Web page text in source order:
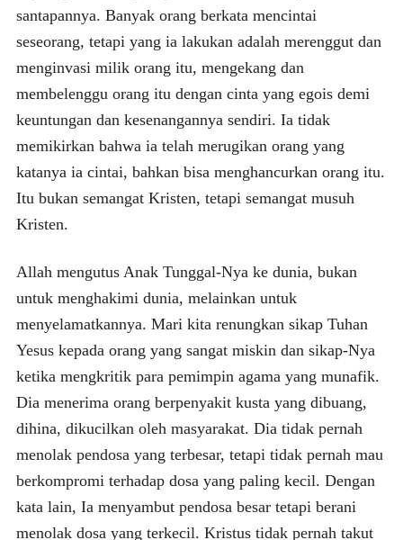
santapannya. Banyak orang berkata mencintai
seseorang, tetapi yang ia lakukan adalah merenggut dan
menginvasi milik orang itu, mengekang dan
membelenggu orang itu dengan cinta yang egois demi
keuntungan dan kesenangannya sendiri. Ia tidak
memikirkan bahwa ia telah merugikan orang yang
katanya ia cintai, bahkan bisa menghancurkan orang itu.
Itu bukan semangat Kristen, tetapi semangat musuh
Kristen.
Allah mengutus Anak Tunggal-Nya ke dunia, bukan
untuk menghakimi dunia, melainkan untuk
menyelamatkannya. Mari kita renungkan sikap Tuhan
Yesus kepada orang yang sangat miskin dan sikap-Nya
ketika mengkritik para pemimpin agama yang munafik.
Dia menerima orang berpenyakit kusta yang dibuang,
dihina, dikucilkan oleh masyarakat. Dia tidak pernah
menolak pendosa yang terbesar, tetapi tidak pernah mau
berkompromi terhadap dosa yang paling kecil. Dengan
kata lain, Ia menyambut pendosa besar tetapi berani
menolak dosa yang terkecil. Kristus tidak pernah takut